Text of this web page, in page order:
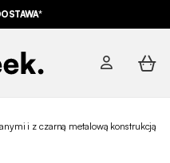
i z czarną metalową konstrukcją